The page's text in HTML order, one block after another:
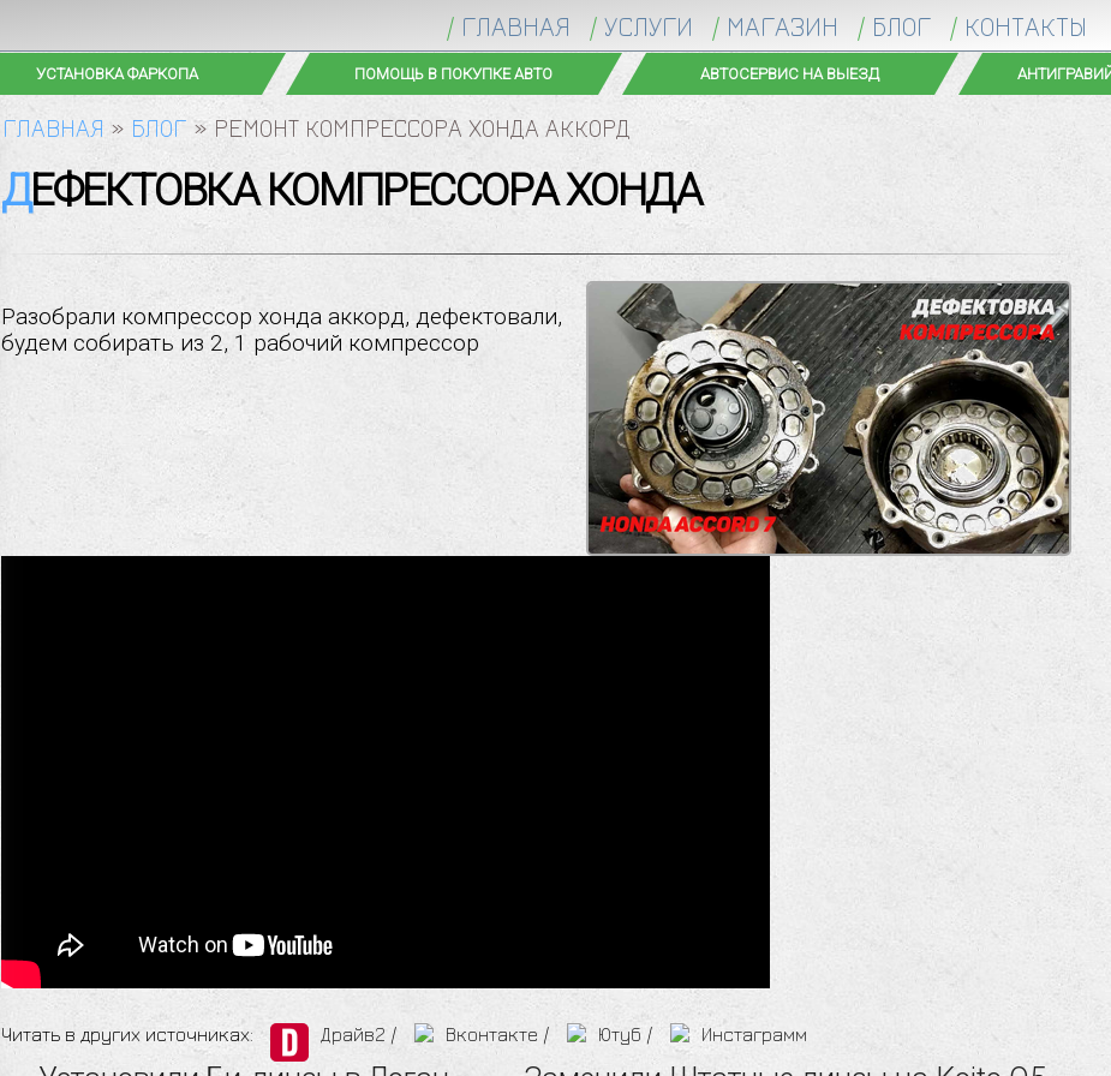
ГЛАВНАЯ УСЛУГИ МАГАЗИН БЛОГ КОНТАКТЫ
УСТАНОВКА ФАРКОПА ПОМОЩЬ В ПОКУПКЕ АВТО АВТОСЕРВИС НА ВЫЕЗД
ГЛАВНАЯ » БЛОГ » РЕМОНТ КОМПРЕССОРА ХОНДА АККОРД
ДЕФЕКТОВКА КОМПРЕССОРА ХОНДА
Разобрали компрессор хонда аккорд, дефектовали,
будем собирать из 2, 1 рабочий компрессор
Читать в других источниках: Драйв2 / Вконтакте / Ютуб / Инстаграмм